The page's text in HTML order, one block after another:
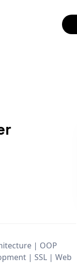
| OOP
| SSL | Web